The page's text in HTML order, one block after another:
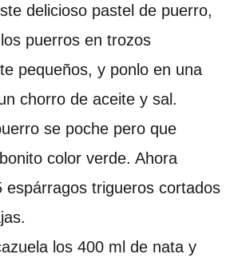
delicioso pastel de puerro,
puerros en trozos
pequeños, y ponlo en una
chorro de aceite y sal.
se poche pero que
color verde. Ahora
espárragos trigueros cortados
los 400 ml de nata y